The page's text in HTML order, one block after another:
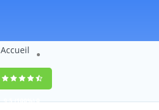
Accueil
9,5(100%)0